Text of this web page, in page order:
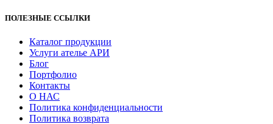
ПОЛЕЗНЫЕ ССЫЛКИ
Каталог продукции
Услуги ателье АРИ
Блог
Портфолио
Контакты
О НАС
Политика конфиденциальности
Политика возврата